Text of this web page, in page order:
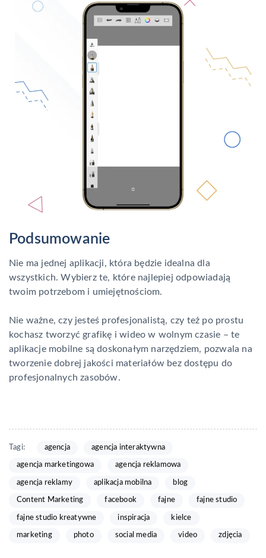
Podsumowanie
Nie ma jednej aplikacji, która będzie idealna dla
wszystkich. Wybierz te, które najlepiej odpowiadają
twoim potrzebom i umiejętnościom.
Nie ważne, czy jesteś profesjonalistą, czy też po prostu
kochasz tworzyć grafikę i wideo w wolnym czasie – te
aplikacje mobilne są doskonałym narzędziem, pozwala na
tworzenie dobrej jakości materiałów bez dostępu do
profesjonalnych zasobów.
Tagi: agencja agencja interaktywna
agencja marketingowa agencja reklamowa
agencja reklamy aplikacja mobilna blog
Content Marketing facebook fajne fajne studio
fajne studio kreatywne inspiracja kielce
marketing photo social media video zdjęcia